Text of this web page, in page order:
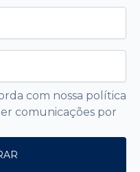
com nossa política
comunicações por